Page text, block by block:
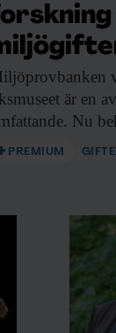
är en
Nu
PREMIUM